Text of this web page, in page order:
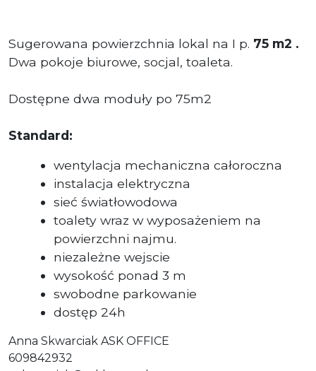
Sugerowana powierzchnia lokal na I p. 75 m2 .
Dwa pokoje biurowe, socjal, toaleta.
Dostępne dwa moduły po 75m2
Standard:
wentylacja mechaniczna całoroczna
instalacja elektryczna
sieć światłowodowa
toalety wraz w wyposażeniem na
powierzchni najmu.
niezależne wejscie
wysokość ponad 3 m
swobodne parkowanie
dostęp 24h
Anna Skwarciak ASK OFFICE
609842932